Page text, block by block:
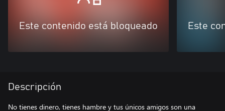
Este contenido está bloqueado Este
Descripción
No tienes dinero, tienes hambre y tus únicos amigos son una